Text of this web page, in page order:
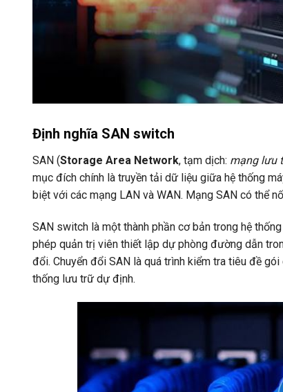
Định nghĩa SAN switch
SAN (Storage Area Network, tạm dịch: mạng lưu
mục đích chính là truyền tải dữ liệu giữa hệ thống
biệt với các mạng LAN và WAN. Mạng SAN có thể
SAN switch là một thành phần cơ bản trong hệ
phép quản trị viên thiết lập dự phòng đường dẫn
đổi. Chuyển đổi SAN là quá trình kiểm tra tiêu đề
thống lưu trữ dự định.